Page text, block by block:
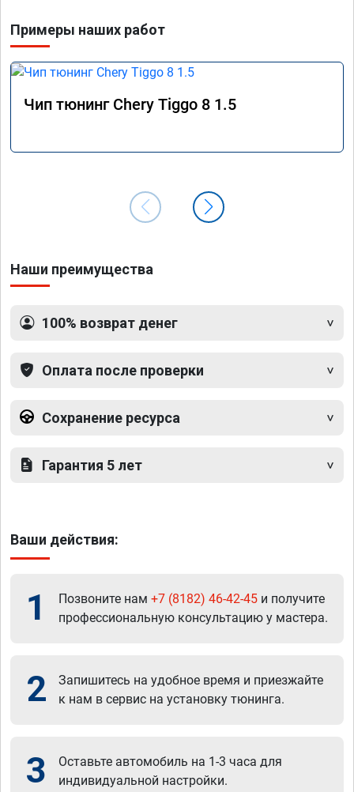
Примеры наших работ
Чип тюнинг Chery Tiggo 8 1.5
Наши преимущества
100% возврат денег
Оплата после проверки
Сохранение ресурса
Гарантия 5 лет
Ваши действия:
1 Позвоните нам +7 (8182) 46-42-45 и получите
профессиональную консультацию у мастера.
2
Запишитесь на удобное время и приезжайте
к нам в сервис на установку тюнинга.
3
Оставьте автомобиль на 1-3 часа для
индивидуальной настройки.